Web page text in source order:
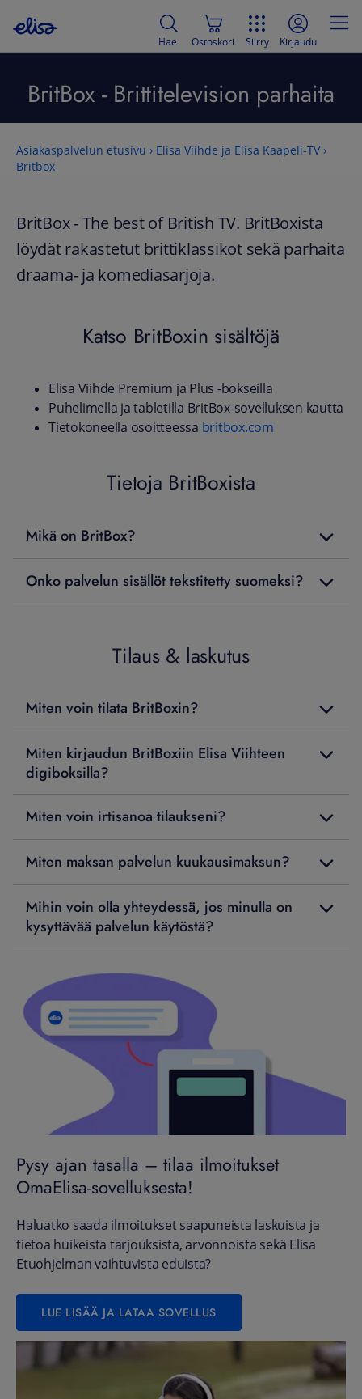
Hae Ostoskori Siirry Kirjaudu
BritBox - Brittitelevision parhaita
Asiakaspalvelun etusivu › Elisa Viihde ja Elisa Kaapeli-TV ›
Britbox
BritBox - The best of British TV. BritBoxista
löydät rakastetut brittiklassikot sekä parhaita
draama- ja komediasarjoja.
Katso BritBoxin sisältöjä
Elisa Viihde Premium ja Plus -bokseilla
Puhelimella ja tabletilla BritBox-sovelluksen kautta
Tietokoneella osoitteessa britbox.com
Tietoja BritBoxista
Mikä on BritBox?
Onko palvelun sisällöt tekstitetty suomeksi?
Tilaus & laskutus
Miten voin tilata BritBoxin?
Miten kirjaudun BritBoxiin Elisa Viihteen
digiboksilla?
Miten voin irtisanoa tilaukseni?
Miten maksan palvelun kuukausimaksun?
Mihin voin olla yhteydessä, jos minulla on
kysyttävää palvelun käytöstä?
Pysy ajan tasalla – tilaa ilmoitukset
OmaElisa-sovelluksesta!
Haluatko saada ilmoitukset saapuneista laskuista ja
tietoa huikeista tarjouksista, arvonnoista sekä Elisa
Etuohjelman vaihtuvista eduista?
LUE LISÄÄ JA LATAA SOVELLUS